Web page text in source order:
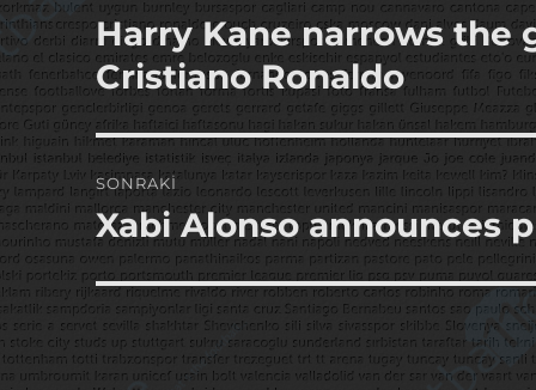
gezinmesi
Önceki
yazı:
Harry Kane narrows the
Cristiano Ronaldo
SONRAKI
Sonraki
yazı:
Xabi Alonso announces